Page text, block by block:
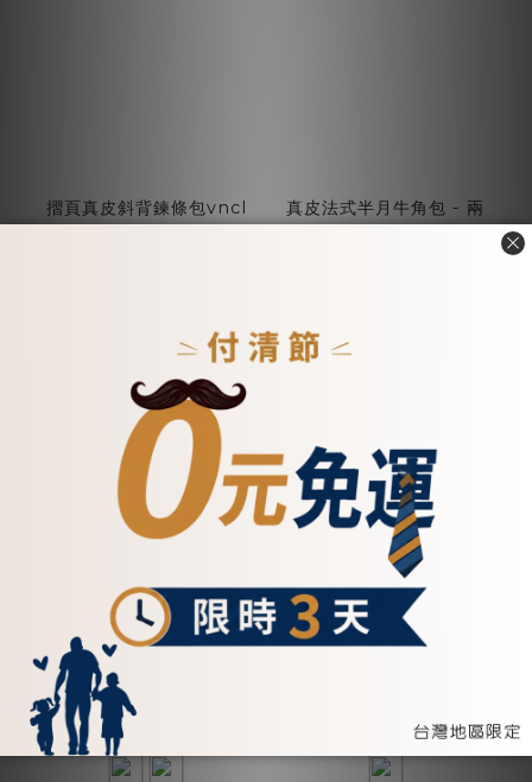
摺頁真皮斜背鍊條包vncl
加入購物車
真皮法式半月牛角包 - 兩
輕裝隨身真皮萬用小包 -
兩色(5577)
NT$2,700 NT$5,600